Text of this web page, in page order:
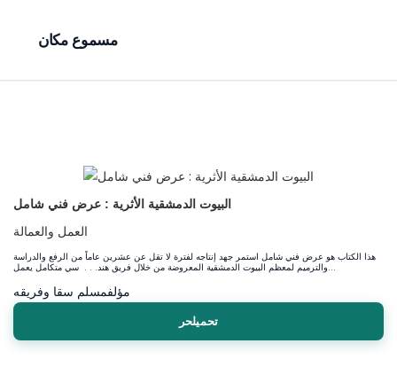
مسموع مكان
البيوت الدمشقية الأثرية : عرض فني شامل
العمل والعمالة
هذا الكتاب هو عرض فني شامل استمر جهد إنتاجه لفترة لا تقل عن عشرين عاماً من الرفع والدراسة
مؤلفمسلم سقا وفريقه
تحميلحر